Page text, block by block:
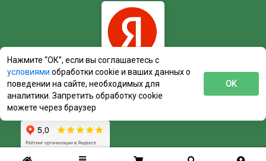
Нажмите “ОК”, если вы соглашаетесь с
условиями обработки cookie и ваших данных о
поведении на сайте, необходимых для
аналитики. Запретить обработку cookie
можете через браузер
ОК